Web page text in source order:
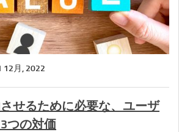
12月, 2022
せるために必要な、ユーザ
つの対価